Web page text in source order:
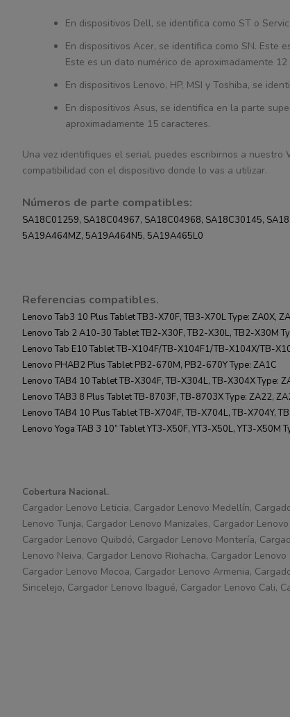
En dispositivos Dell, se identifica como ST o
En dispositivos Acer, se identifica como SN. Este
Este es un dato numérico de aproximadamente
En dispositivos Lenovo, HP, MSI y Toshiba, se
En dispositivos Asus, se identifica en la parte
aproximadamente 15 caracteres.
Una vez identifiques el serial, puedes escribirnos a
compatibilidad con el dispositivo donde lo vas a utilizar.
Números de parte compatibles:
SA18C01259, SA18C04967, SA18C04968, SA18C30145,
5A19A464MZ, 5A19A464N5, 5A19A465L0
Referencias compatibles.
Lenovo Tab3 10 Plus Tablet TB3-X70F, TB3-X70L Type: ZA0X,
Lenovo Tab 2 A10-30 Tablet TB2-X30F, TB2-X30L, TB2-X30M
Lenovo Tab E10 Tablet TB-X104F/TB-X104F1/TB-X104X/TB-
Lenovo PHAB2 Plus Tablet PB2-670M, PB2-670Y Type: ZA1C
Lenovo TAB4 10 Tablet TB-X304F, TB-X304L, TB-X304X Type:
Lenovo TAB3 8 Plus Tablet TB-8703F, TB-8703X Type: ZA22,
Lenovo TAB4 10 Plus Tablet TB-X704F, TB-X704L, TB-X704Y,
Lenovo Yoga TAB 3 10” Tablet YT3-X50F, YT3-X50L, YT3-X50M
Cobertura Nacional.
Cargador Lenovo Leticia, Cargador Lenovo Medellín,
Lenovo Tunja, Cargador Lenovo Manizales, Cargador
Cargador Lenovo Quibdó, Cargador Lenovo Montería,
Lenovo Neiva, Cargador Lenovo Riohacha, Cargador
Cargador Lenovo Mocoa, Cargador Lenovo Armenia,
Sincelejo, Cargador Lenovo Ibagué, Cargador Lenovo Cali,